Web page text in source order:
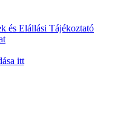
és Elállási Tájékoztató
itt